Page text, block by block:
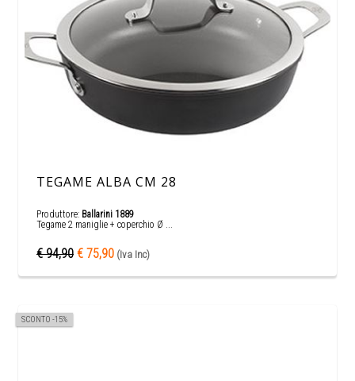
TEGAME ALBA CM 28
Produttore: Ballarini 1889
Tegame 2 maniglie + coperchio Ø ...
€ 94,90 € 75,90 (Iva Inc)
SCONTO -15%